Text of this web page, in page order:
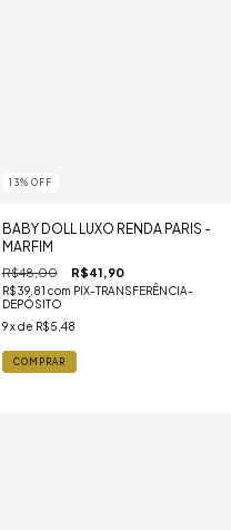
13% OFF
BABY DOLL LUXO RENDA PARIS -
MARFIM
R$48,00 R$41,90
R$39,81 com PIX-TRANSFERÊNCIA-
DEPÓSITO
9 x de R$5,48
COMPRAR